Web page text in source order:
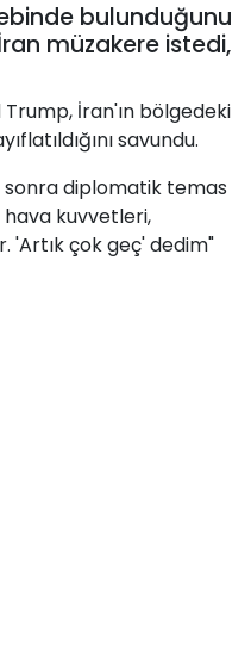
bulunduğunu
müzakere istedi,
İran'ın bölgedeki
savundu.
sonra diplomatik temas
hava kuvvetleri,
'Artık çok geç' dedim"